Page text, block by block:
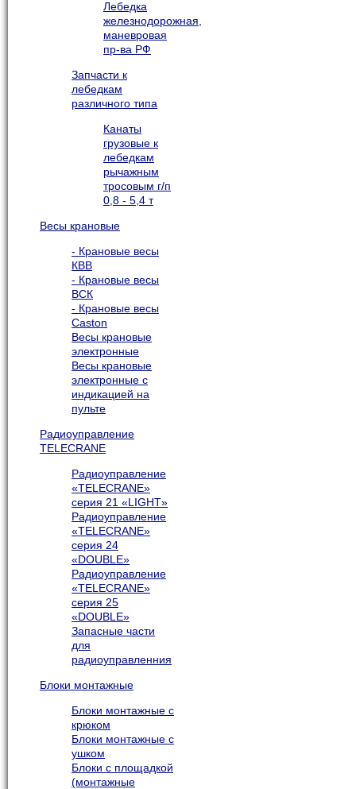
Лебедка
железнодорожная,
маневровая
пр-ва РФ
Запчасти к
лебедкам
различного типа
Канаты
грузовые к
лебедкам
рычажным
тросовым г/п
0,8 - 5,4 т
Весы крановые
- Крановые весы
КВВ
- Крановые весы
ВСК
- Крановые весы
Caston
Весы крановые
электронные
Весы крановые
электронные с
индикацией на
пульте
Радиоуправление
TELECRANE
Радиоуправление
«TELECRANE»
серия 21 «LIGHT»
Радиоуправление
«TELECRANE»
серия 24
«DOUBLE»
Радиоуправление
«TELECRANE»
серия 25
«DOUBLE»
Запасные части
для
радиоуправленния
Блоки монтажные
Блоки монтажные с
крюком
Блоки монтажные с
ушком
Блоки с площадкой
(монтажные